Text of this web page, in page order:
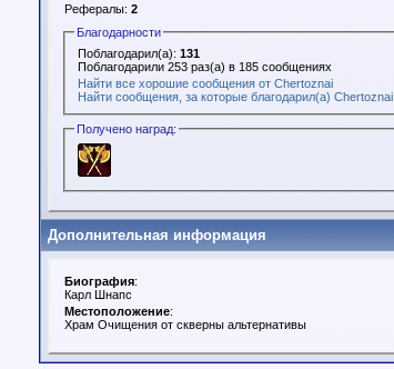
Рефералы: 2
Благодарности
Поблагодарил(а):131
Поблагодарили 253 раз(а) в 185 сообщениях
Найти все хорошие сообщения от Chertoznai
Найти сообщения, за которые благодарил(а) Chertoznai
Получено наград:
Дополнительная информация
Биография:
Карл Шнапс
Местоположение:
Храм Очищения от скверны альтернативы